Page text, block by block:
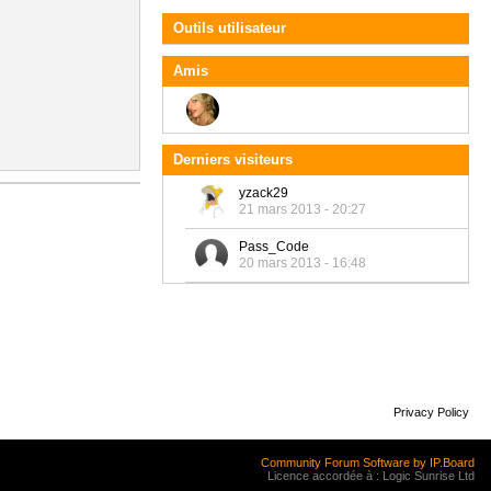
Outils utilisateur
Amis
Derniers visiteurs
yzack29
21 mars 2013 - 20:27
Pass_Code
20 mars 2013 - 16:48
Privacy Policy
Community Forum Software by IP.Board
Licence accordée à : Logic Sunrise Ltd